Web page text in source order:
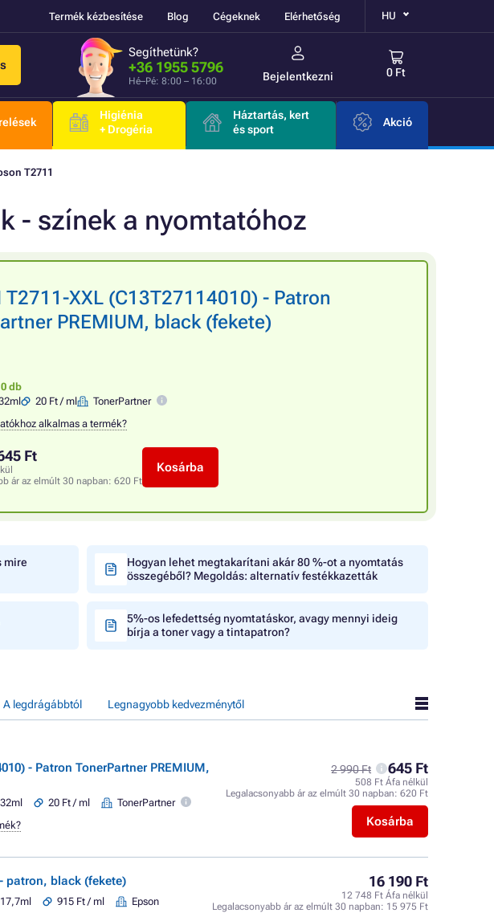
Termék kézbesítése Blog Cégeknek Elérhetőség HU
Segíthetünk?
+36 1955 5796
Hé–Pé: 8:00 – 16:00 Bejelentkezni 0 Ft
Higiénia
+ Drogéria
Háztartás, kert
és sport
Akció
T2711
- színek a nyomtatóhoz
T2711-XXL (C13T27114010) - Patron
PREMIUM, black (fekete)
db
20 Ft / ml
TonerPartner
alkalmas a termék?
Ft
ár az elmúlt 30 napban: 620 Ft
Kosárba
mire
Hogyan lehet megtakarítani akár 80 %-ot a nyomtatás
összegéből? Megoldás: alternatív festékkazetták
5%-os lefedettség nyomtatáskor, avagy mennyi ideig
bírja a toner vagy a tintapatron?
A legdrágábbtól Legnagyobb kedvezménytől
- Patron TonerPartner PREMIUM,
32ml 20 Ft / ml TonerPartner
2 990 Ft 645 Ft
508 Ft Áfa nélkül
Legalacsonyabb ár az elmúlt 30 napban: 620 Ft
Kosárba
patron, black (fekete)
17,7ml 915 Ft / ml Epson
16 190 Ft
12 748 Ft Áfa nélkül
Legalacsonyabb ár az elmúlt 30 napban: 15 975 Ft